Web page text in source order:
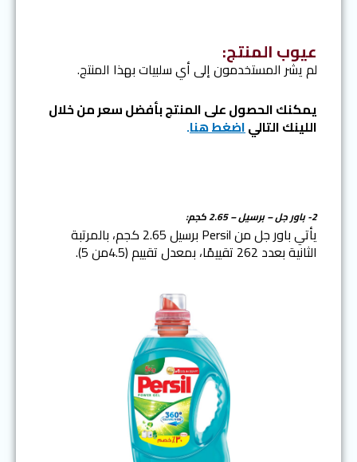
عيوبالمنتج:
لم يشر المستخدمون إلى أي سلبيات بهذا المنتج.
يمكنك الحصول على المنتج بأفضل سعر من خلال
اللينك التالياضغط هنا.
2- باور جل – برسيل – 2.65 كجم:
يأتي باور جل من Persil برسيل 2.65 كجم، بالمرتبة
الثانية بعدد 262 تقييمًا، بمعدل تقييم (4.5من 5).